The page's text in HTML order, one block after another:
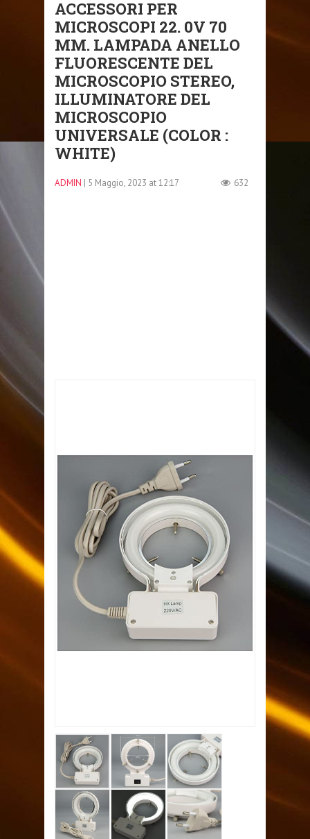
ACCESSORI PER
MICROSCOPI 22. 0V 70
MM. LAMPADA ANELLO
FLUORESCENTE DEL
MICROSCOPIO STEREO,
ILLUMINATORE DEL
MICROSCOPIO
UNIVERSALE (COLOR :
WHITE)
ADMIN | 5 Maggio, 2023 at 12:17 632